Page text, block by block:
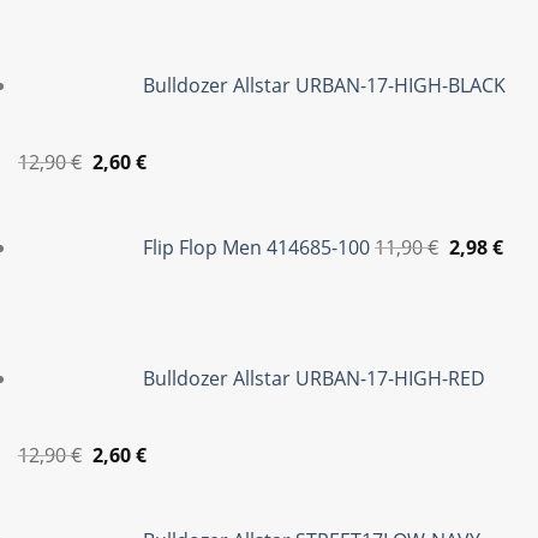
Bulldozer Allstar URBAN-17-HIGH-BLACK
12,90€ Original
12,90 €.
2,60€Η
είναι:
Flip Flop Men 414685-10011,90€
was:
2,98€
Bulldozer Allstar URBAN-17-HIGH-RED
12,90€ Original
2,60€Η